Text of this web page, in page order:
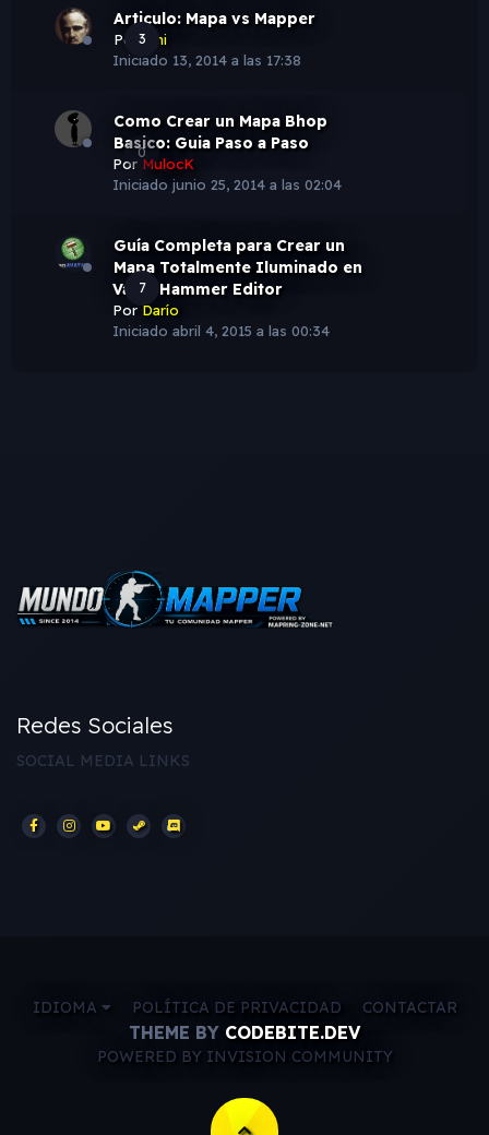
3
Articulo: Mapa vs Mapper
PorEmi
Iniciado 13, 2014 a las 17:38
0
Como Crear un Mapa Bhop
Basico: Guia Paso a Paso
Por MulocK
Iniciado junio 25, 2014 a las 02:04
7
Guía Completa para Crear un
Mapa Totalmente Iluminado en
Valve Hammer Editor
Por Darío
Iniciado abril 4, 2015 a las 00:34
Redes Sociales
SOCIAL MEDIA LINKS
IDIOMA POLÍTICA DE PRIVACIDAD CONTACTAR
THEME BY CODEBITE.DEV
POWERED BY INVISION COMMUNITY